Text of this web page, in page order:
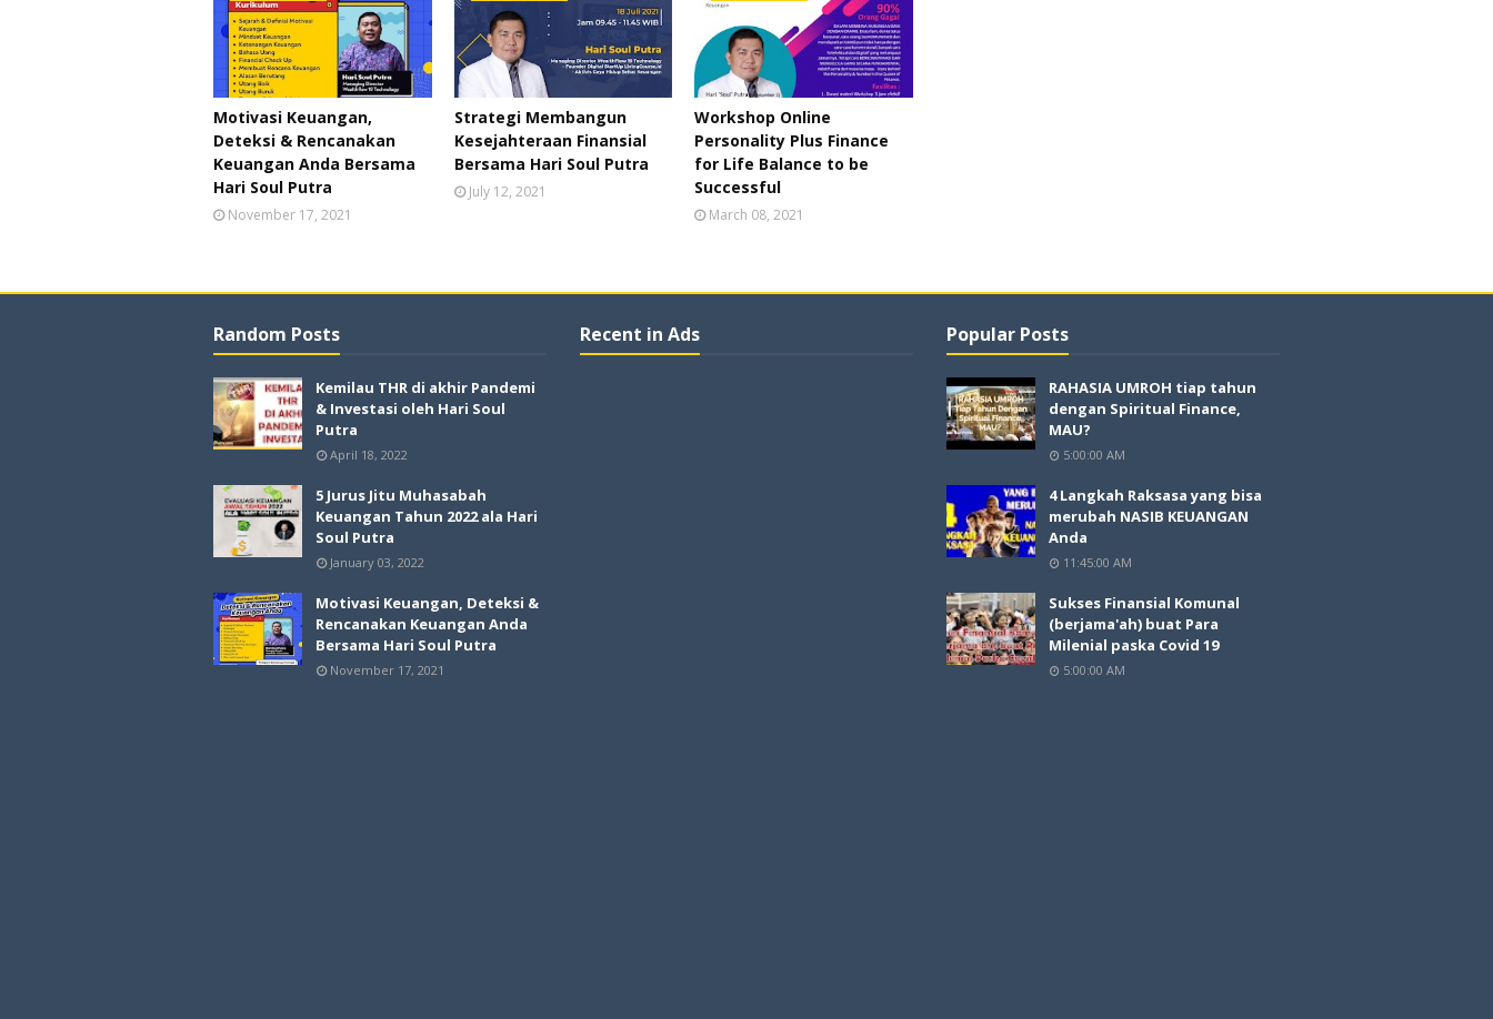
Motivasi Keuangan,
Deteksi & Rencanakan
Keuangan Anda Bersama
Hari Soul Putra
November 17, 2021
Strategi Membangun
Kesejahteraan Finansial
Bersama Hari Soul Putra
July 12, 2021
Workshop Online
Personality Plus Finance
for Life Balance to be
Successful
March 08, 2021
Random Posts
Kemilau THR di akhir Pandemi
& Investasi oleh Hari Soul
Putra
April 18, 2022
5 Jurus Jitu Muhasabah
Keuangan Tahun 2022 ala Hari
Soul Putra
January 03, 2022
Motivasi Keuangan, Deteksi &
Rencanakan Keuangan Anda
Bersama Hari Soul Putra
November 17, 2021
Recent in Ads Popular Posts
RAHASIA UMROH tiap tahun
dengan Spiritual Finance,
MAU?
5:00:00 AM
4 Langkah Raksasa yang bisa
merubah NASIB KEUANGAN
Anda
11:45:00 AM
Sukses Finansial Komunal
(berjama'ah) buat Para
Milenial paska Covid 19
5:00:00 AM